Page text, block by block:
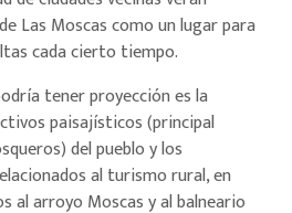
Las Moscas como un lugar para
cada cierto tiempo.
tener proyección es la
paisajísticos (principal
del pueblo y los
al turismo rural, en
al arroyo Moscas y al balneario